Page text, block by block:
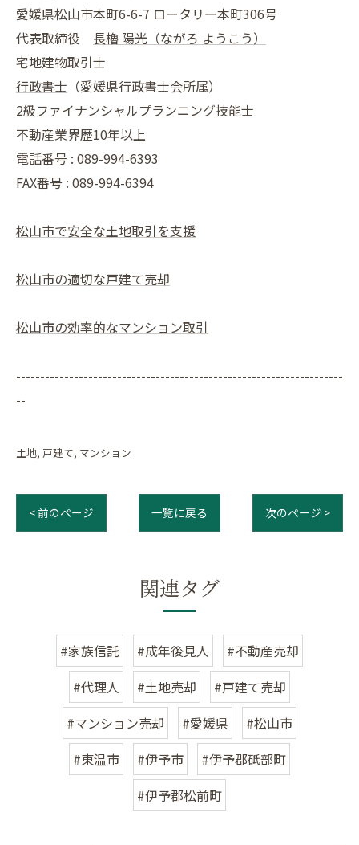
愛媛県松山市本町6-6-7 ロータリー本町306号
代表取締役 長櫓 陽光（ながろ ようこう）
宅地建物取引士
行政書士 （愛媛県行政書士会所属）
2級ファイナンシャルプランニング技能士
不動産業界歴10年以上
電話番号 : 089-994-6393
FAX番号 : 089-994-6394
松山市で安全な土地取引を支援
松山市の適切な戸建て売却
松山市の効率的なマンション取引
--------------------------------------------------------------------
--
土地 戸建て マンション
< 前のページ 一覧に戻る 次のページ >
関連タグ
#家族信託 #成年後見人
#不動産売却
#代理人
#土地売却
#戸建て売却
#マンション売却
#愛媛県
#松山市
#東温市
#伊予市
#伊予郡砥部町
#伊予郡松前町